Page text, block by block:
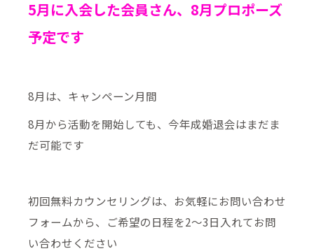
5月に入会した会員さん、8月プロポーズ
予定です
8月は、キャンペーン月間
8月から活動を開始しても、今年成婚退会はまだま
だ可能です
初回無料カウンセリングは、お気軽にお問い合わせ
フォームから、ご希望の日程を2～3日入れてお問
い合わせください